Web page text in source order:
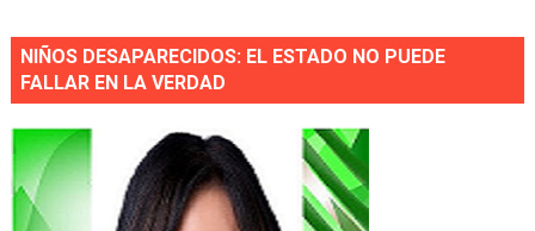
NIÑOS DESAPARECIDOS: EL ESTADO NO PUEDE
FALLAR EN LA VERDAD